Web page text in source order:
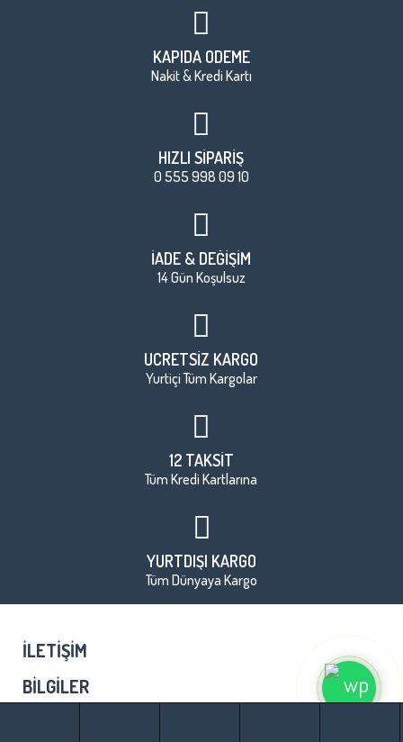
KAPIDA ÖDEME
Nakit & Kredi Kartı
HIZLI SİPARİŞ
0 555 998 09 10
İADE & DEĞİŞİM
14 Gün Koşulsuz
ÜCRETSİZ KARGO
Yurtiçi Tüm Kargolar
12 TAKSİT
Tüm Kredi Kartlarına
YURTDIŞI KARGO
Tüm Dünyaya Kargo
İLETIŞIM
BILGILER